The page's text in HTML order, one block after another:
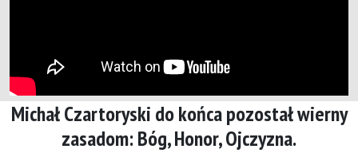
Michał Czartoryski do końca pozostał wierny
zasadom: Bóg, Honor, Ojczyzna.